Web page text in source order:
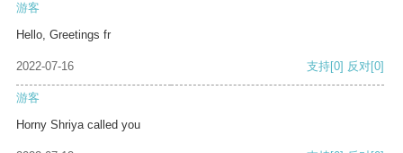
游客
Hello, Greetings fr
2022-07-16 支持[0] 反对[0]
游客
Horny Shriya called you